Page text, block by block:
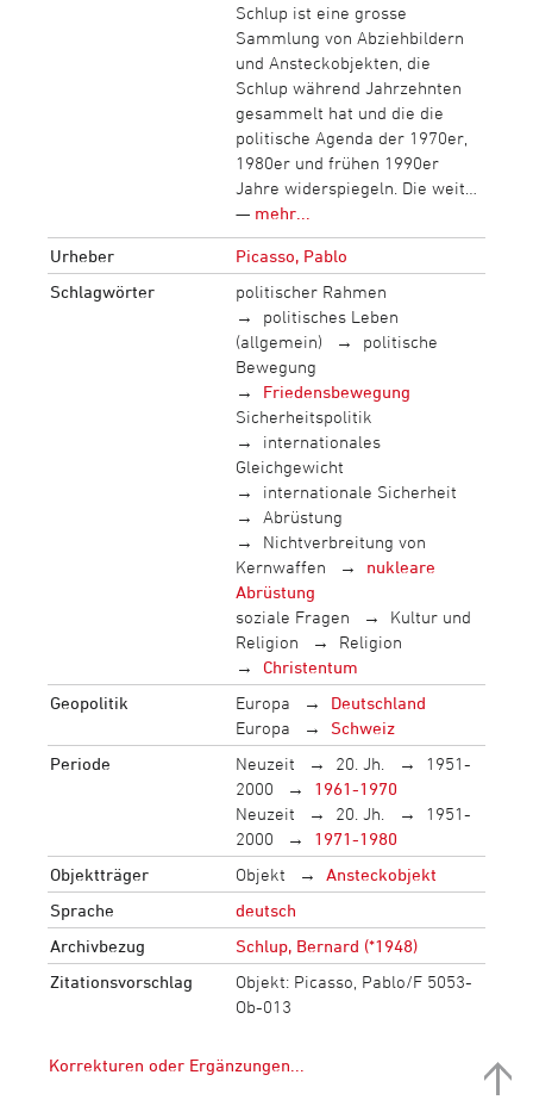
Schlup ist eine grosse
Sammlung von Abziehbildern
und Ansteckobjekten, die
Schlup während Jahrzehnten
gesammelt hat und die die
politische Agenda der 1970er,
1980er und frühen 1990er
Jahre widerspiegeln. Die weit…
— mehr...
Urheber
Picasso, Pablo
Schlagwörter
politischer Rahmen
politisches Leben
(allgemein)
politische
Bewegung
Friedensbewegung
Sicherheitspolitik
internationales
Gleichgewicht
internationale Sicherheit
Abrüstung
Nichtverbreitung von
Kernwaffen
nukleare
Abrüstung
soziale Fragen
Kultur und
Religion
Religion
Christentum
Geopolitik
Europa
Deutschland
Europa
Schweiz
Periode
Neuzeit 20. Jh.
1951-
2000
1961-1970
Neuzeit
20. Jh.
1951-
2000
1971-1980
Objektträger
Objekt
Ansteckobjekt
Sprache
deutsch
Archivbezug
Schlup, Bernard (*1948)
Zitationsvorschlag
Objekt: Picasso, Pablo/F 5053-
Ob-013
Korrekturen oder Ergänzungen...